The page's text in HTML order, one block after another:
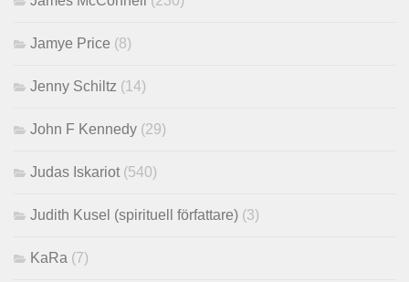
Jamye Price (8)
Jenny Schiltz (14)
John F Kennedy (29)
Judas Iskariot (540)
Judith Kusel (spirituell författare) (3)
KaRa (7)